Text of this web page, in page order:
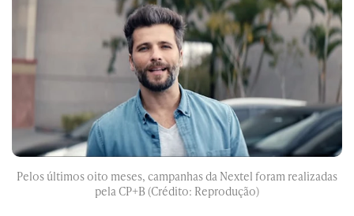
Pelos últimos oito meses, campanhas da Nextel foram realizadas
pela CP+B (Crédito: Reprodução)